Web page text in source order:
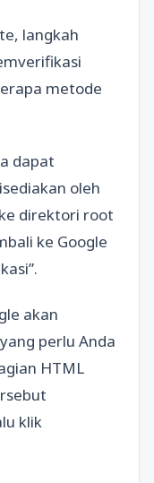
langkah
metode
dapat
oleh
direktori root
ke Google
akan
perlu Anda
HTML
klik